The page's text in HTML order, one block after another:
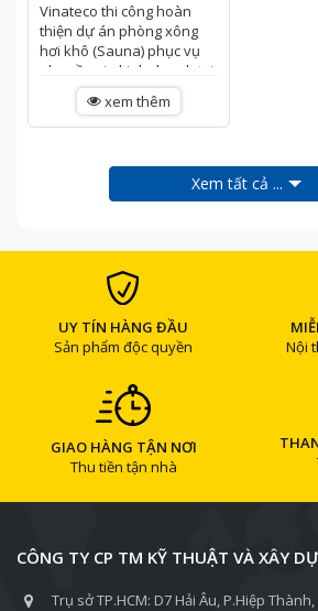
Vinateco thi công hoàn
thiện dự án phòng xông
hơi khô (Sauna) phục vụ
nhu cầu gia kinh doanh tại
dự án K- GYM của chị
Tuyết – Đào Tấn, Phan
Thiết. Công trình hoàn...
xem thêm
Xem tất cả ...
UY TÍN HÀNG ĐẦU
Sản phẩm độc quyền
Nội
GIAO HÀNG TẬN NƠI
Thu tiền tận nhà
CÔNG TY CP TM KỸ THUẬT VÀ XÂY
Trụ sở TP.HCM: D7 Hải Âu, P.Hiệp